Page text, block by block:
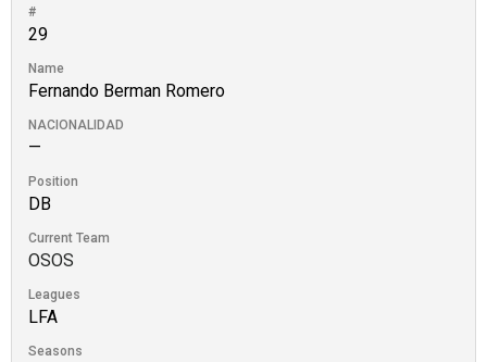
#
29
Name
Fernando Berman Romero
NACIONALIDAD
—
Position
DB
Current Team
OSOS
Leagues
LFA
Seasons